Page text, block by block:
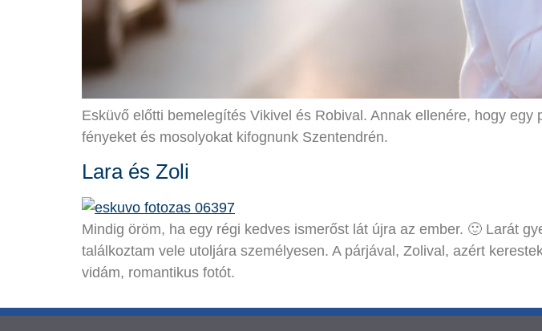
Esküvő előtti bemelegítés Vikivel és Robival. Annak ellenére, hogy
fényeket és mosolyokat kifognunk Szentendrén.
Lara és Zoli
Mindig öröm, ha egy régi kedves ismerőst lát újra az ember. 🙂 Larát
találkoztam vele utoljára személyesen. A párjával, Zolival, azért
vidám, romantikus fotót.